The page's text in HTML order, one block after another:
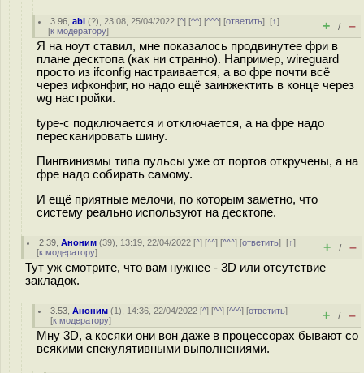
3.96 ,abi (?), 23:08, 25/04/2022 [^] [^^] [^^^] [ответить][↑]
[к модератору] + / –
Я на ноут ставил, мне показалось продвинутее фри в
плане десктопа (как ни странно). Например, wireguard
просто из ifconfig настраивается, а во фре почти всё
через ифконфиг, но надо ещё заинжектить в конце через
wg настройки.
type-c подключается и отключается, а на фре надо
пересканировать шину.
Пингвинизмы типа пульсы уже от портов откручены, а на
фре надо собирать самому.
И ещё приятные мелочи, по которым заметно, что
систему реально используют на десктопе.
2.39 ,Аноним (39), 13:19, 22/04/2022 [^] [^^] [^^^] [ответить][↑]
[к модератору] + / –
Тут уж смотрите, что вам нужнее - 3D или отсутствие
закладок.
3.53 ,Аноним (1), 14:36, 22/04/2022 [^] [^^] [^^^] [ответить]
[к модератору] + / –
Мну 3D, а косяки они вон даже в процессорах бывают со
всякими спекулятивными выполнениями.